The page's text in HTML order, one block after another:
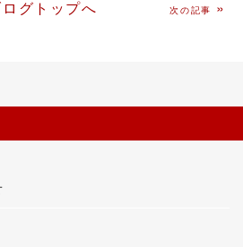
グトップへ 次の記事 »